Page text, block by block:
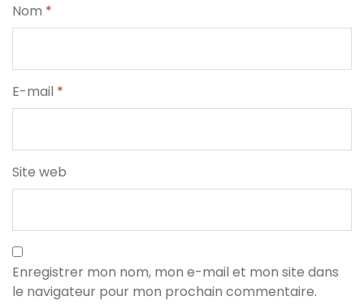
Nom *
E-mail *
Site web
Enregistrer mon nom, mon e-mail et mon site dans
le navigateur pour mon prochain commentaire.